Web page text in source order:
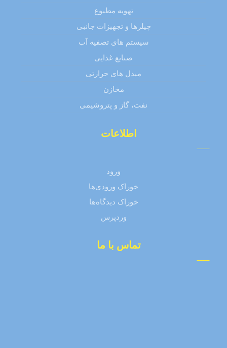
تهویه مطبوع
چیلرها و تجهیزات جانبی
سیستم های تصفیه آب
صنایع غذایی
مبدل های حرارتی
مخازن
نفت، گاز و پتروشیمی
اطلاعات
ورود
خوراک ورودی‌ها
خوراک دیدگاه‌ها
وردپرس
تماس با ما